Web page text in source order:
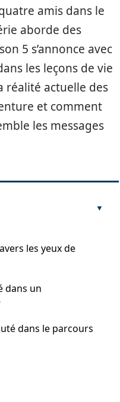
amis dans le
aborde des
5 s’annonce avec
les leçons de vie
réalité actuelle des
et comment
les messages
les yeux de
dans un
dans le parcours